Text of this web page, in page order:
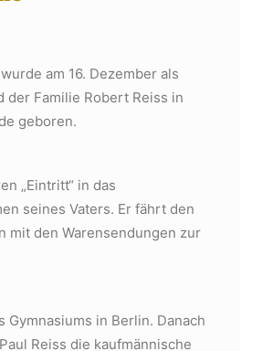
am 16. Dezember als
der Familie Robert Reiss in
geboren.
„Eintritt“ in das
seines Vaters. Er fährt den
mit den Warensendungen zur
Gymnasiums in Berlin. Danach
Reiss die kaufmännische